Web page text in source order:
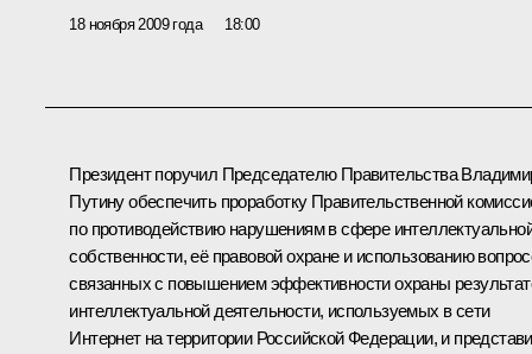
18 ноября 2009 года 18:00
Президент поручил Председателю Правительства
Путину обеспечить проработку Правительственной
по противодействию нарушениям в сфере
собственности, её правовой охране и использованию
связанных с повышением эффективности охраны
интеллектуальной деятельности, используемых в сети
Интернет на территории Российской Федерации, и